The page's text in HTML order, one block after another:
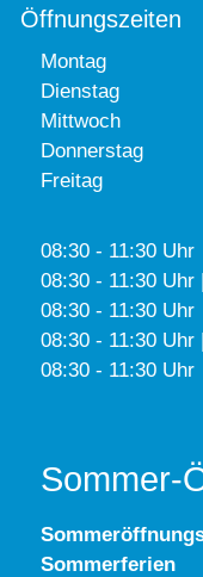
Öffnungszeiten
Montag
Dienstag
Mittwoch
Donnerstag
Freitag
08:30 - 11:30 Uhr
08:30 - 11:30 Uhr
08:30 - 11:30 Uhr
08:30 - 11:30 Uhr
08:30 - 11:30 Uhr
Sommer-
Sommerferien